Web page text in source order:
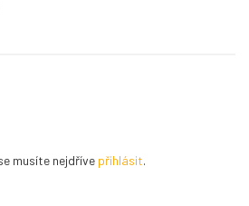
musíte nejdříve přihlásit.